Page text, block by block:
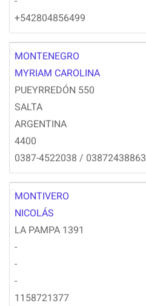
+542804856499
MM
MONTENEGRO
MYRIAM CAROLINA
PUEYRREDÓN 550
SALTA
ARGENTINA
4400
0387-4522038 /
NM
MONTIVERO
NICOLÁS
LA PAMPA 1391
-
-
-
1158721377